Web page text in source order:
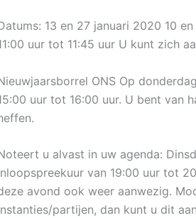
13 en 27 januari 2020 10
uur tot 11:45 uur U kunt zich
ONS Op
uur tot 16:00 uur. U bent van
u alvast in uw agenda:
van 19:00 uur tot
avond ook weer aanwezig.
partijen, dan kunt u dit